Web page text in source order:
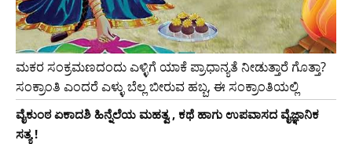
ಮಕರ ಸಂಕ್ರಮಣದಂದು ಎಳ್ಳಿಗೆ ಯಾಕೆ ಪ್ರಾಧಾನ್ಯತೆ ನೀಡುತ್ತಾರೆ ಗೊತ್ತಾ?
ಸಂಕ್ರಾಂತಿ ಎಂದರೆ ಎಳ್ಳು ಬೆಲ್ಲ ಬೀರುವ ಹಬ್ಬ, ಈ ಸಂಕ್ರಾಂತಿಯಲ್ಲಿ
ವೈಕುಂಠ ಏಕಾದಶಿ ಹಿನ್ನೆಲೆಯ ಮಹತ್ವ , ಕಥೆ ಹಾಗು ಉಪವಾಸದ ವೈಜ್ಞಾನಿಕ
ಸತ್ಯ !